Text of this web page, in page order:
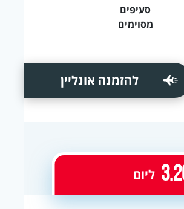
סעיפים
מסוימים
להזמנה אונליין
ליום